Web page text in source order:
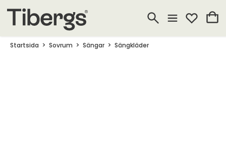
Startsida Sovrum Sängar Sängkläder